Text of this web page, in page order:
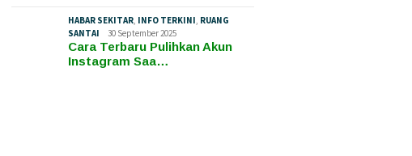
HABAR SEKITAR INFO TERKINI RUANG
SANTAI
30 September 2025
Cara Terbaru Pulihkan Akun
Instagram Saa…